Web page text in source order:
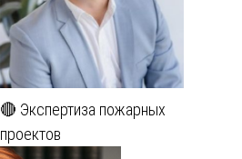
🔴 Экспертиза пожарных
проектов